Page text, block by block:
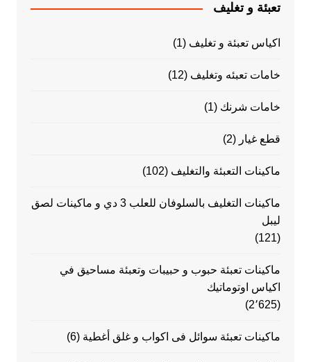
تعبئة و تغليف
اكياس تعبئة و تغليف (1)
خامات تعبئه وتغليف (12)
خامات شرنك (1)
قطع غيار (2)
ماكينات التعبئة والتغليف (102)
ماكينات التغليف بالسلوفان للعلب 3 دي و ماكينات لصق
ليبل
(121)
ماكينات تعبئة حبوب و حبيبات وتعبئة مساحيق في
اكياس اوتوماتيك
(2٬625)
ماكينات تعبئة سوائل فى اكواب و غلق أغطية (6)